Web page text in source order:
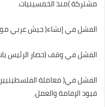
مشتركة )منذ الخمسينيات.
الفشل في إنشاء( جيش عربي
الفشل في وقف (حصار الرئيس ياسر
الفشل في( معاملة
قيود الإقامة والعمل.